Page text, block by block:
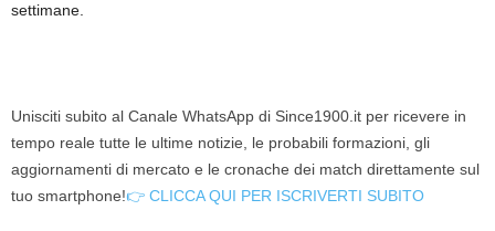
settimane.
Unisciti subito al Canale WhatsApp di Since1900.it per ricevere in
tempo reale tutte le ultime notizie, le probabili formazioni, gli
aggiornamenti di mercato e le cronache dei match direttamente sul
tuo smartphone!👉 CLICCA QUI PER ISCRIVERTI SUBITO